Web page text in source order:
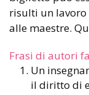
risulti un
alle maestre.
Frasi di autori
Un
il diritto di